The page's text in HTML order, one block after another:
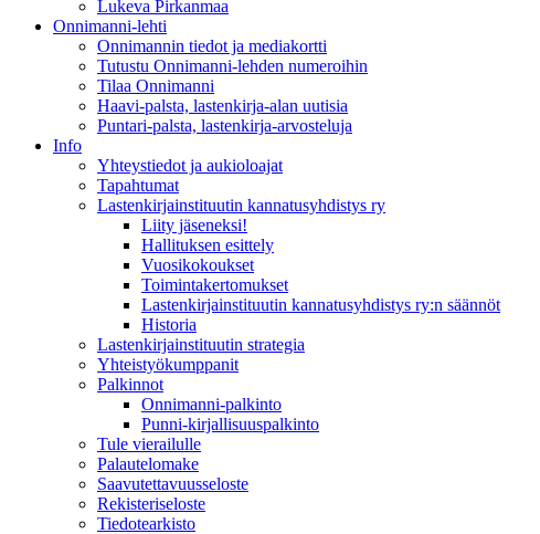
Lukeva Pirkanmaa
Onnimanni-lehti
Onnimannin tiedot ja mediakortti
Tutustu Onnimanni-lehden numeroihin
Tilaa Onnimanni
Haavi-palsta, lastenkirja-alan uutisia
Puntari-palsta, lastenkirja-arvosteluja
Info
Yhteystiedot ja aukioloajat
Tapahtumat
Lastenkirjainstituutin kannatusyhdistys ry
Liity jäseneksi!
Hallituksen esittely
Vuosikokoukset
Toimintakertomukset
Lastenkirjainstituutin kannatusyhdistys ry:n säännöt
Historia
Lastenkirjainstituutin strategia
Yhteistyökumppanit
Palkinnot
Onnimanni-palkinto
Punni-kirjallisuuspalkinto
Tule vierailulle
Palautelomake
Saavutettavuusseloste
Rekisteriseloste
Tiedotearkisto